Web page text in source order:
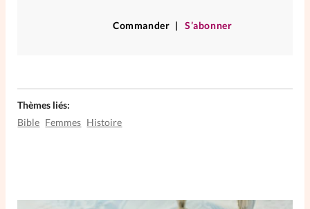
Commander S’abonner
Thèmes liés:
Bible Femmes Histoire